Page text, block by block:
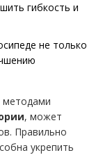
гибкость и
не только
методами
, может
Правильно
укрепить